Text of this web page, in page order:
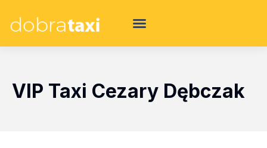
VIP Taxi Cezary Dębczak